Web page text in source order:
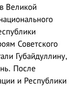
Великой
Советского
Губайдуллину,
После
и Республики